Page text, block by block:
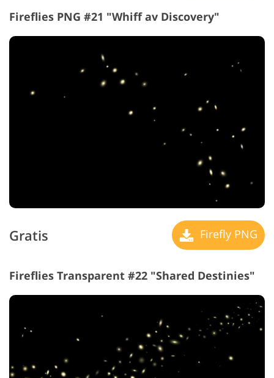
Fireflies PNG #21 "Whiff av Discovery"
Gratis Firefly PNG
Fireflies Transparent #22 "Shared Destinies"